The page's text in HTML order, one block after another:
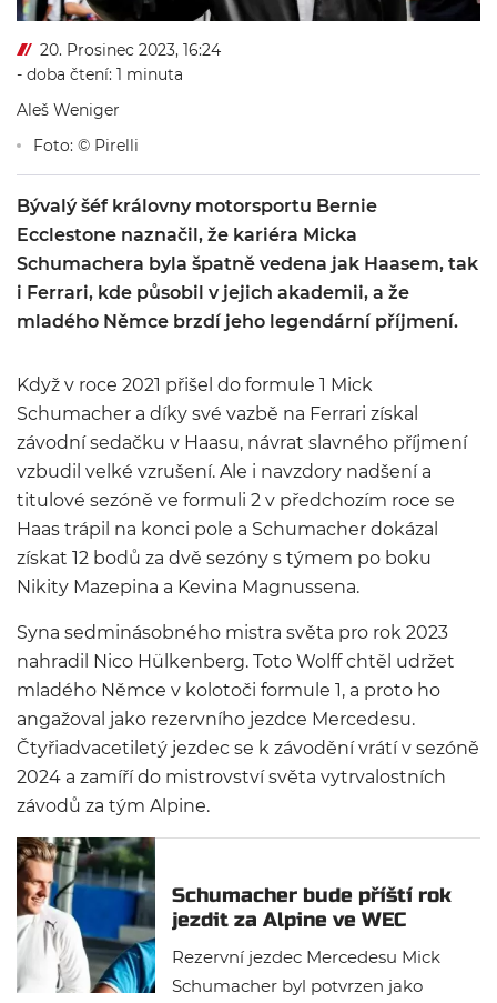
20. Prosinec 2023, 16:24
- doba čtení: 1 minuta
Aleš Weniger
Foto: © Pirelli
Bývalý šéf královny motorsportu Bernie
Ecclestone naznačil, že kariéra Micka
Schumachera byla špatně vedena jak Haasem, tak
i Ferrari, kde působil v jejich akademii, a že
mladého Němce brzdí jeho legendární příjmení.
Když v roce 2021 přišel do formule 1 Mick
Schumacher a díky své vazbě na Ferrari získal
závodní sedačku v Haasu, návrat slavného příjmení
vzbudil velké vzrušení. Ale i navzdory nadšení a
titulové sezóně ve formuli 2 v předchozím roce se
Haas trápil na konci pole a Schumacher dokázal
získat 12 bodů za dvě sezóny s týmem po boku
Nikity Mazepina a Kevina Magnussena.
Syna sedminásobného mistra světa pro rok 2023
nahradil Nico Hülkenberg. Toto Wolff chtěl udržet
mladého Němce v kolotoči formule 1, a proto ho
angažoval jako rezervního jezdce Mercedesu.
Čtyřiadvacetiletý jezdec se k závodění vrátí v sezóně
2024 a zamíří do mistrovství světa vytrvalostních
závodů za tým Alpine.
Schumacher bude příští rok
jezdit za Alpine ve WEC
Rezervní jezdec Mercedesu Mick
Schumacher byl potvrzen jako